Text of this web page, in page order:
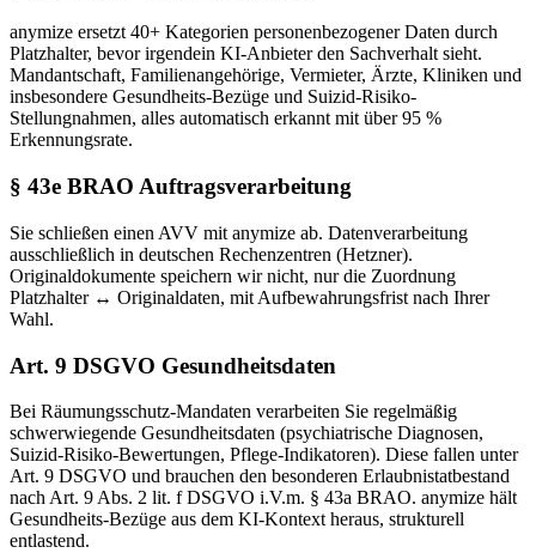
anymize ersetzt 40+ Kategorien personenbezogener Daten durch
Platzhalter, bevor irgendein KI-Anbieter den Sachverhalt sieht.
Mandantschaft, Familienangehörige, Vermieter, Ärzte, Kliniken und
insbesondere Gesundheits-Bezüge und Suizid-Risiko-
Stellungnahmen, alles automatisch erkannt mit über 95 %
Erkennungsrate.
§ 43e BRAO Auftragsverarbeitung
Sie schließen einen AVV mit anymize ab. Datenverarbeitung
ausschließlich in deutschen Rechenzentren (Hetzner).
Originaldokumente speichern wir nicht, nur die Zuordnung
Platzhalter ↔ Originaldaten, mit Aufbewahrungsfrist nach Ihrer
Wahl.
Art. 9 DSGVO Gesundheitsdaten
Bei Räumungsschutz-Mandaten verarbeiten Sie regelmäßig
schwerwiegende Gesundheitsdaten (psychiatrische Diagnosen,
Suizid-Risiko-Bewertungen, Pflege-Indikatoren). Diese fallen unter
Art. 9 DSGVO und brauchen den besonderen Erlaubnistatbestand
nach Art. 9 Abs. 2 lit. f DSGVO i.V.m. § 43a BRAO. anymize hält
Gesundheits-Bezüge aus dem KI-Kontext heraus, strukturell
entlastend.